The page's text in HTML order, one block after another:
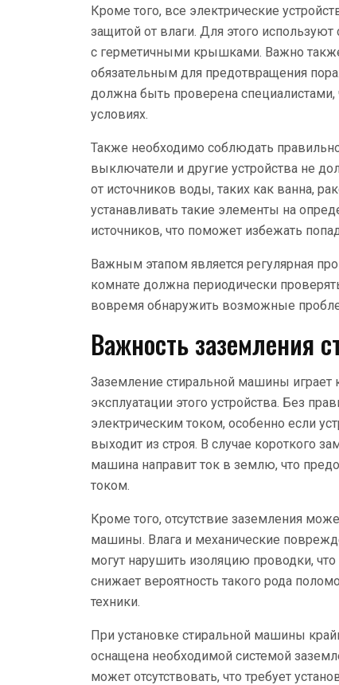
Кроме того, все электрические
защитой от влаги. Для этого
с герметичными крышками. Важно
обязательным для предотвращения
должна быть проверена
условиях.
Также необходимо соблюдать
выключатели и другие устройства не
от источников воды, таких как ванна,
устанавливать такие элементы на
источников, что поможет избежать
Важным этапом является регулярная
комнате должна периодически
вовремя обнаружить возможные
Важность заземления
Заземление стиральной машины играет
эксплуатации этого устройства. Без
электрическим током, особенно если
выходит из строя. В случае короткого
машина направит ток в землю, что
током.
Кроме того, отсутствие заземления
машины. Влага и механические
могут нарушить изоляцию проводки,
снижает вероятность такого рода
техники.
При установке стиральной машины
оснащена необходимой системой
может отсутствовать, что требует